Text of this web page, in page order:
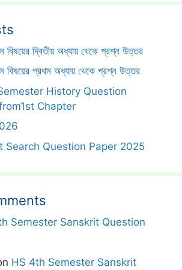
বিষয়ের দ্বিতীয় অধ্যায় থেকে প্রশ্ন উত্তর
বিষয়ের প্রথম অধ্যায় থেকে প্রশ্ন উত্তর
History Question
Chapter
Search Question Paper 2025
Semester Sanskrit Question
HS 4th Semester Sanskrit